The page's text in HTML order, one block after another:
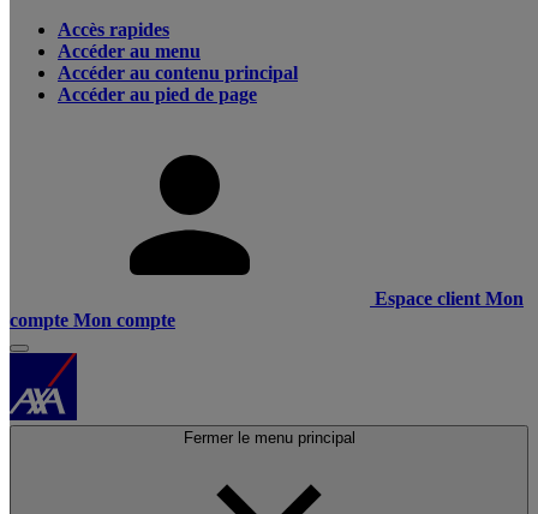
Accès rapides
Accéder au menu
Accéder au contenu principal
Accéder au pied de page
Espace client Mon
compte Mon compte
Fermer le menu principal